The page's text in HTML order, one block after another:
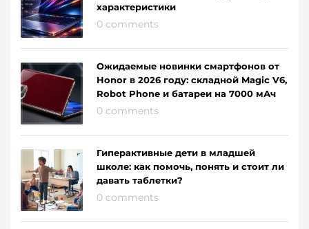
характеристики
0 comments
Ожидаемые новинки смартфонов от
Honor в 2026 году: складной Magic V6,
Robot Phone и батареи на 7000 мАч
0 comments
Гиперактивные дети в младшей
школе: как помочь, понять и стоит ли
давать таблетки?
0 comments